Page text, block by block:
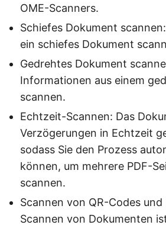
OME-Scanners.
Schiefes Dokument
ein schiefes Dokument
Gedrehtes Dokument
Informationen aus einem
scannen.
Echtzeit-Scannen: Das
Verzögerungen in Echtzeit
sodass Sie den Prozess
können, um mehrere PDF-
scannen.
Scannen von QR-Codes und
Scannen von Dokumenten